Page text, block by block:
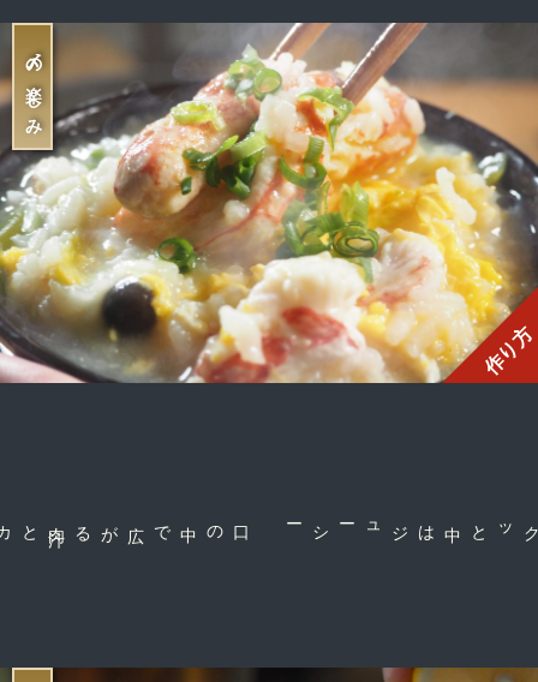
〆の楽しみ
作り方
外はサクッと
口の中で広がる